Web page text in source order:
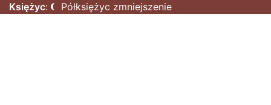
Księżyc: Półksiężyc zmniejszenie